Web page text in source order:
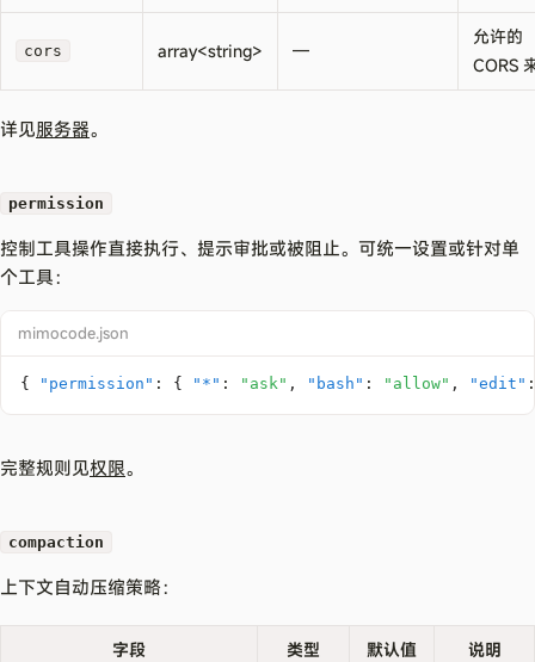
cors array<string> —
允许的
CORS
详见服务器。
permission
控制工具操作直接执行、提示审批或被阻止。可统一设置或针对单
个工具：
mimocode.json
{ "permission" : { "*" : "ask" , "bash" : "allow" , "edit" :
完整规则见权限。
compaction
上下文自动压缩策略：
字段 类型 默认值 说明